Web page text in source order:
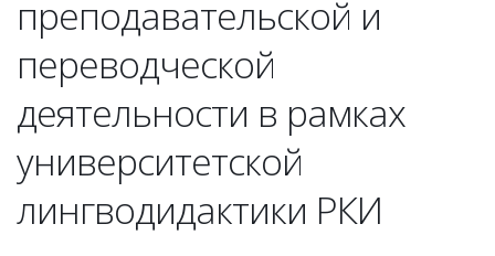
преподавательской и
переводческой
деятельности в рамках
университетской
лингводидактики РКИ